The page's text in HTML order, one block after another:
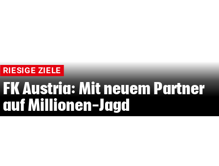
RIESIGE ZIELE
FK Austria: Mit neuem Partner
auf Millionen-Jagd